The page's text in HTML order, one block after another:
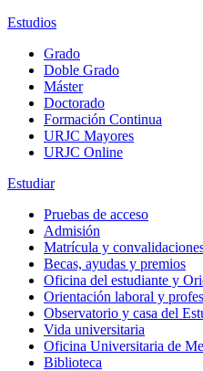
Estudios
Grado
Doble Grado
Máster
Doctorado
Formación Continua
URJC Mayores
URJC Online
Estudiar
Pruebas de acceso
Admisión
Matrícula y
Becas, ayudas y premios
Oficina del estudiante y
Orientación laboral y
Observatorio y casa del
Vida universitaria
Oficina Universitaria de
Biblioteca